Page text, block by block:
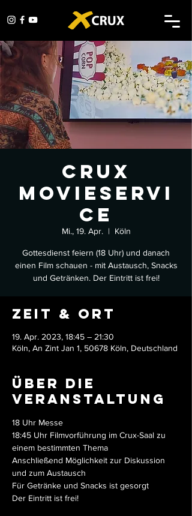
CRUX
Movieservi
ce
Mi., 19. Apr.
  |
Köln
Gottesdienst feiern (18 Uhr) und danach
einen Film schauen - mit Austausch, Snacks
und Getränken. Der Eintritt ist frei!
Zeit & Ort
19. Apr. 2023, 18:45 – 21:30
Köln, An Zint Jan 1, 50678 Köln, Deutschland
Über die
Veranstaltung
18 Uhr Messe
18:45 Uhr Filmvorführung im Crux-Saal zu
einem bestimmten Thema
Anschließend Möglichkeit zur Diskussion
und zum Austausch
Für Getränke und Snacks ist gesorgt
Der Eintritt ist frei!